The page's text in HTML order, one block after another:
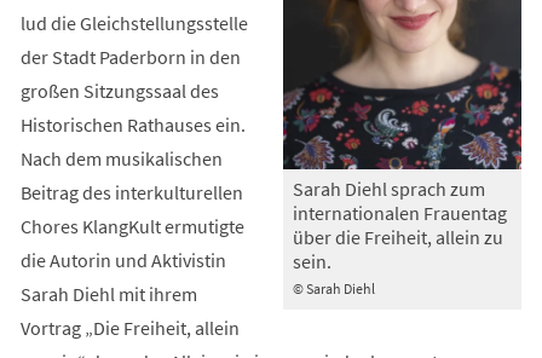
© Sarah Diehl
Sarah Diehl sprach zum
internationalen Frauentag
über die Freiheit, allein zu
sein.
lud die Gleichstellungsstelle
der Stadt Paderborn in den
großen Sitzungssaal des
Historischen Rathauses ein.
Nach dem musikalischen
Beitrag des interkulturellen
Chores KlangKult ermutigte
die Autorin und Aktivistin
Sarah Diehl mit ihrem
Vortrag „Die Freiheit, allein